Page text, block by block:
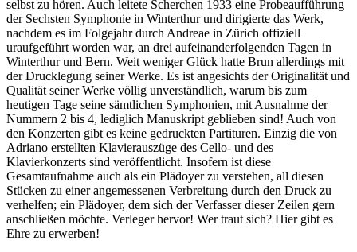
selbst zu hören. Auch leitete Scherchen 1933 eine Probeaufführung
der Sechsten Symphonie in Winterthur und dirigierte das Werk,
nachdem es im Folgejahr durch Andreae in Zürich offiziell
uraufgeführt worden war, an drei aufeinanderfolgenden Tagen in
Winterthur und Bern. Weit weniger Glück hatte Brun allerdings mit
der Drucklegung seiner Werke. Es ist angesichts der Originalität und
Qualität seiner Werke völlig unverständlich, warum bis zum
heutigen Tage seine sämtlichen Symphonien, mit Ausnahme der
Nummern 2 bis 4, lediglich Manuskript geblieben sind! Auch von
den Konzerten gibt es keine gedruckten Partituren. Einzig die von
Adriano erstellten Klavierauszüge des Cello- und des
Klavierkonzerts sind veröffentlicht. Insofern ist diese
Gesamtaufnahme auch als ein Plädoyer zu verstehen, all diesen
Stücken zu einer angemessenen Verbreitung durch den Druck zu
verhelfen; ein Plädoyer, dem sich der Verfasser dieser Zeilen gern
anschließen möchte. Verleger hervor! Wer traut sich? Hier gibt es
Ehre zu erwerben!